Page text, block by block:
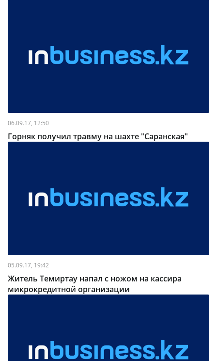
06.09.17, 12:50
Горняк получил травму на шахте "Саранская"
05.09.17, 19:42
Житель Темиртау напал с ножом на кассира
микрокредитной организации